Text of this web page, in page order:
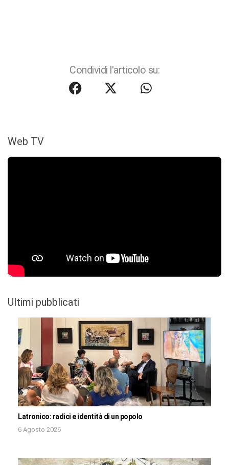
Condividi l'articolo su:
Web TV
Ultimi pubblicati
Latronico: radici e identità di un popolo
6 Agosto 2026